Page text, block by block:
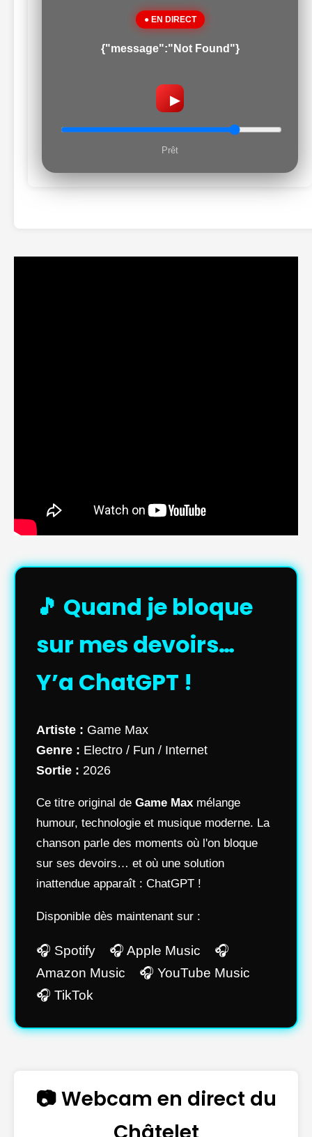
● EN DIRECT
{"message":"Not Found"}
▶
Prêt
🎵 Quand je bloque
sur mes devoirs…
Y’a ChatGPT !
Artiste : Game Max
Genre : Electro / Fun / Internet
Sortie : 2026
Ce titre original de Game Max mélange
humour, technologie et musique moderne. La
chanson parle des moments où l'on bloque
sur ses devoirs… et où une solution
inattendue apparaît : ChatGPT !
Disponible dès maintenant sur :
🎧 Spotify 🎧 Apple Music 🎧
Amazon Music 🎧 YouTube Music
🎧 TikTok
📷 Webcam en direct du